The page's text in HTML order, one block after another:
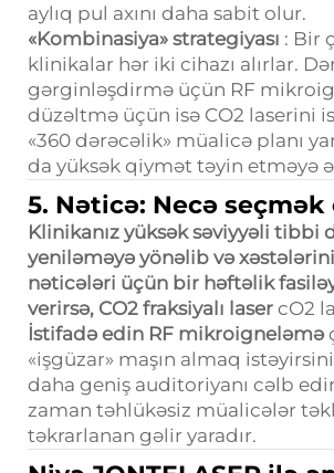
aylıq pul axını daha sabit olur.
«Kombinasiya» strategiyası : Bir
klinikalar hər iki cihazı alırlar.
gərginləşdirmə üçün RF
düzəltmə üçün isə CO2 laserini
«360 dərəcəlik» müalicə planı
da yüksək qiymət təyin etməyə
5. Nəticə: Necə seçmək
Klinikanız yüksək səviyyəli tibbi
yeniləməyə yönəlib və
nəticələri üçün bir həftəlik
verirsə, CO2 fraksiyalı laser cO2
İstifadə edin RF mikroigneləmə
«işgüzar» maşın almaq
daha geniş auditoriyanı cəlb
zaman təhlükəsiz müalicələr
təkrarlanan gəlir yaradır.